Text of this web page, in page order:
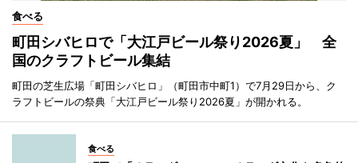
食べる
町田シバヒロで「大江戸ビール祭り2026夏」 全
国のクラフトビール集結
町田の芝生広場「町田シバヒロ」（町田市中町1）で7月29日から、ク
ラフトビールの祭典「大江戸ビール祭り2026夏」が開かれる。
食べる